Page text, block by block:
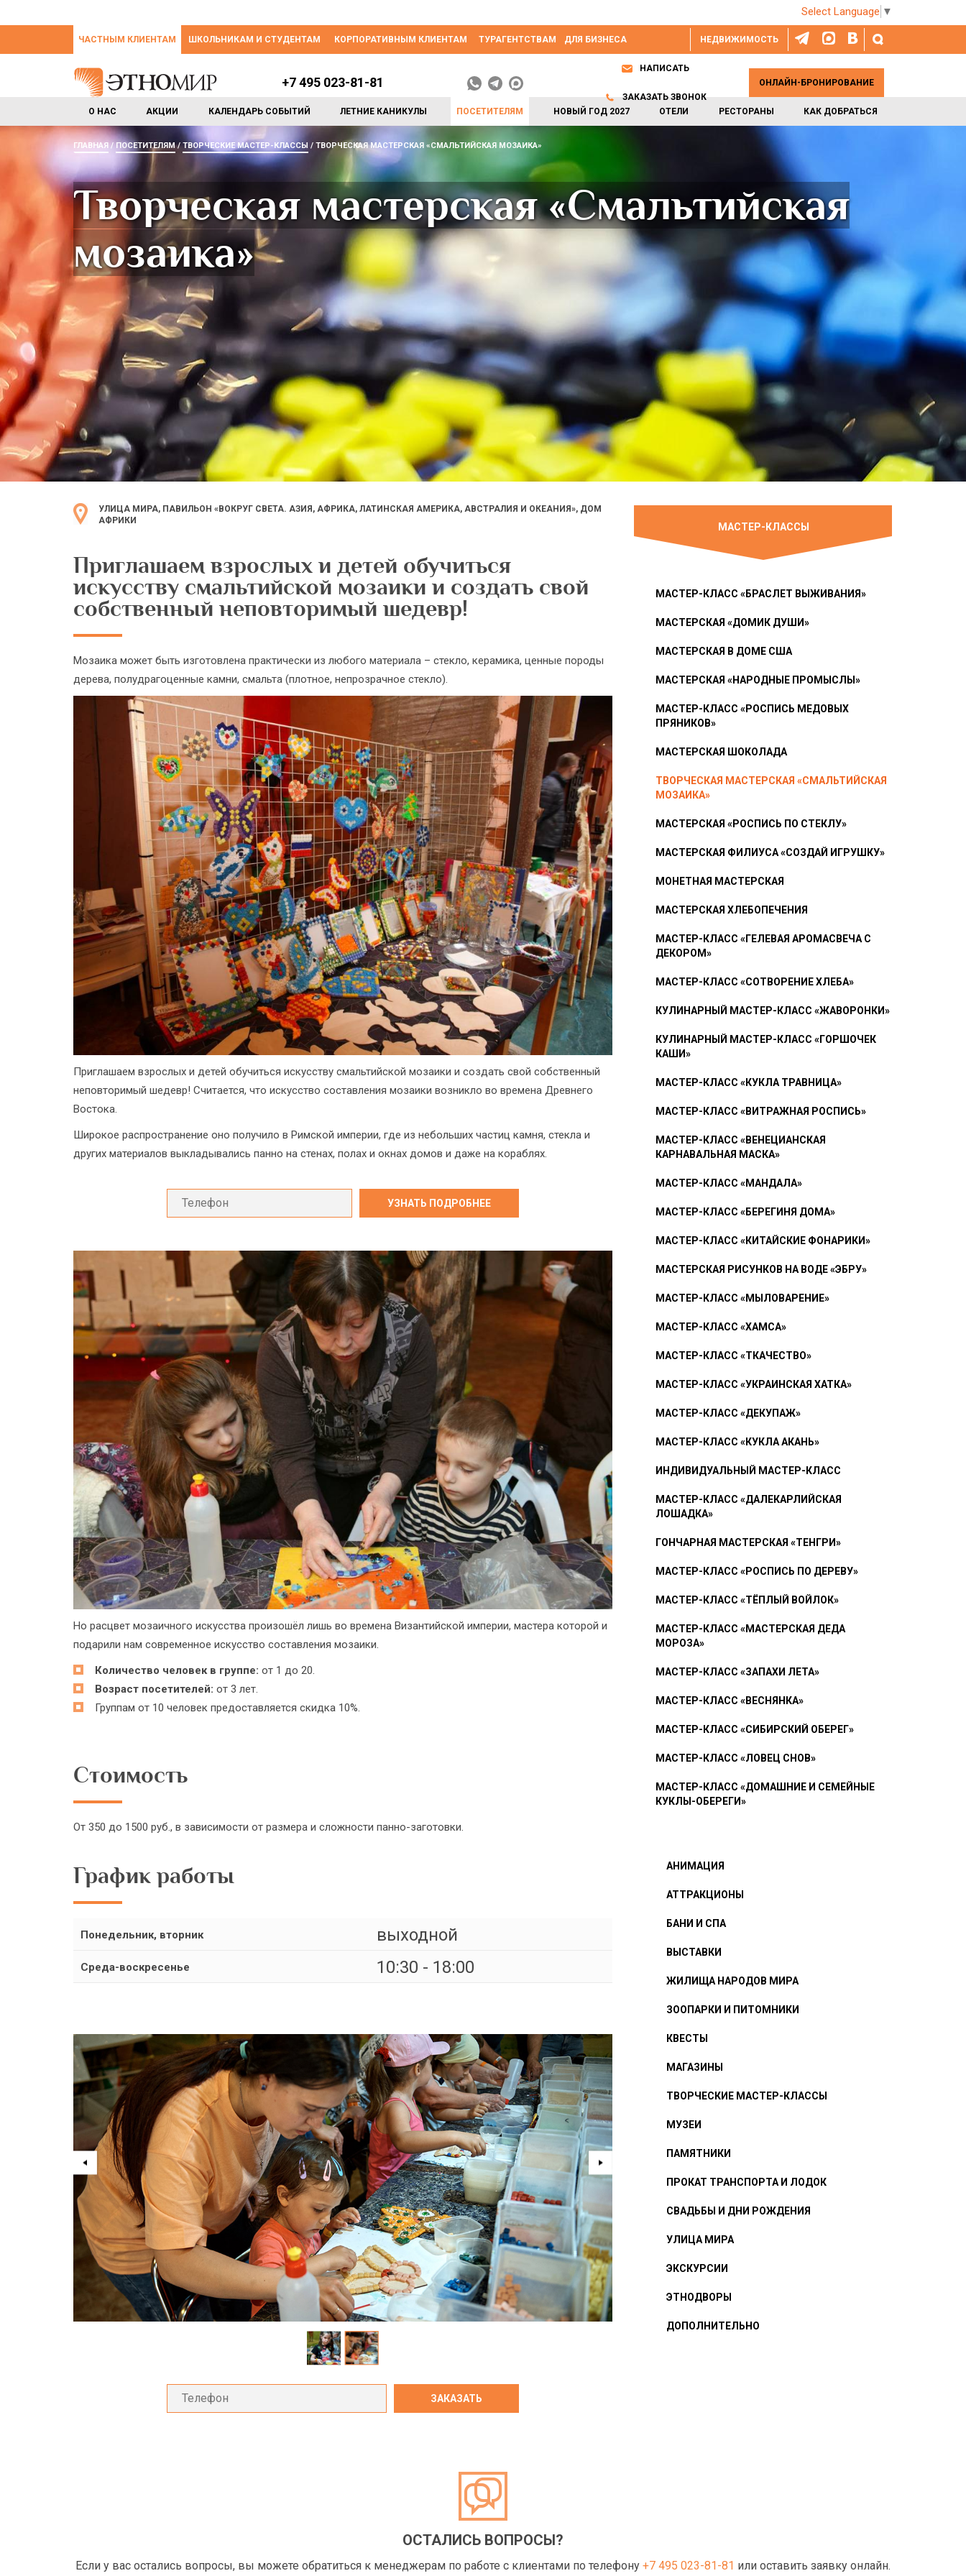
Select Language ▼
НЕДВИЖИМОСТЬ
ЧАСТНЫМ КЛИЕНТАМ ШКОЛЬНИКАМ И СТУДЕНТАМ КОРПОРАТИВНЫМ КЛИЕНТАМ ТУРАГЕНТСТВАМ ДЛЯ БИЗНЕСА
О НАС АКЦИИ КАЛЕНДАРЬ СОБЫТИЙ ЛЕТНИЕ КАНИКУЛЫ ПОСЕТИТЕЛЯМ НОВЫЙ ГОД 2027 ОТЕЛИ РЕСТОРАНЫ КАК ДОБРАТЬСЯ
+7 495 023-81-81
НАПИСАТЬ
ЗАКАЗАТЬ ЗВОНОК
ОНЛАЙН-БРОНИРОВАНИЕ
ГЛАВНАЯ ПОСЕТИТЕЛЯМ ТВОРЧЕСКИЕ МАСТЕР-КЛАССЫ ТВОРЧЕСКАЯ МАСТЕРСКАЯ «СМАЛЬТИЙСКАЯ МОЗАИКА»
Творческая мастерская «Смальтийская
мозаика»
УЛИЦА МИРА, ПАВИЛЬОН «ВОКРУГ СВЕТА. АЗИЯ, АФРИКА, ЛАТИНСКАЯ АМЕРИКА, АВСТРАЛИЯ И ОКЕАНИЯ», ДОМ
АФРИКИ
Приглашаем взрослых и детей обучиться
искусству смальтийской мозаики и создать свой
собственный неповторимый шедевр!
Мозаика может быть изготовлена практически из любого материала – стекло, керамика, ценные породы
дерева, полудрагоценные камни, смальта (плотное, непрозрачное стекло).
Приглашаем взрослых и детей обучиться искусству смальтийской мозаики и создать свой собственный
неповторимый шедевр! Считается, что искусство составления мозаики возникло во времена Древнего
Востока.
Широкое распространение оно получило в Римской империи, где из небольших частиц камня, стекла и
других материалов выкладывались панно на стенах, полах и окнах домов и даже на кораблях.
Но расцвет мозаичного искусства произошёл лишь во времена Византийской империи, мастера которой и
подарили нам современное искусство составления мозаики.
Количество человек в группе: от 1 до 20.
Возраст посетителей: от 3 лет.
Группам от 10 человек предоставляется скидка 10%.
Стоимость
От 350 до 1500 руб., в зависимости от размера и сложности панно-заготовки.
График работы
Понедельник, вторник выходной
Среда-воскресенье 10:30 - 18:00
МАСТЕР-КЛАССЫ
МАСТЕР-КЛАСС «БРАСЛЕТ ВЫЖИВАНИЯ»
МАСТЕРСКАЯ «ДОМИК ДУШИ»
МАСТЕРСКАЯ В ДОМЕ США
МАСТЕРСКАЯ «НАРОДНЫЕ ПРОМЫСЛЫ»
МАСТЕР-КЛАСС «РОСПИСЬ МЕДОВЫХ
ПРЯНИКОВ»
МАСТЕРСКАЯ ШОКОЛАДА
ТВОРЧЕСКАЯ МАСТЕРСКАЯ «СМАЛЬТИЙСКАЯ
МОЗАИКА»
МАСТЕРСКАЯ «РОСПИСЬ ПО СТЕКЛУ»
МАСТЕРСКАЯ ФИЛИУСА «СОЗДАЙ ИГРУШКУ»
МОНЕТНАЯ МАСТЕРСКАЯ
МАСТЕРСКАЯ ХЛЕБОПЕЧЕНИЯ
МАСТЕР-КЛАСС «ГЕЛЕВАЯ АРОМАСВЕЧА С
ДЕКОРОМ»
МАСТЕР-КЛАСС «СОТВОРЕНИЕ ХЛЕБА»
КУЛИНАРНЫЙ МАСТЕР-КЛАСС «ЖАВОРОНКИ»
КУЛИНАРНЫЙ МАСТЕР-КЛАСС «ГОРШОЧЕК
КАШИ»
МАСТЕР-КЛАСС «КУКЛА ТРАВНИЦА»
МАСТЕР-КЛАСС «ВИТРАЖНАЯ РОСПИСЬ»
МАСТЕР-КЛАСС «ВЕНЕЦИАНСКАЯ
КАРНАВАЛЬНАЯ МАСКА»
МАСТЕР-КЛАСС «МАНДАЛА»
МАСТЕР-КЛАСС «БЕРЕГИНЯ ДОМА»
МАСТЕР-КЛАСС «КИТАЙСКИЕ ФОНАРИКИ»
МАСТЕРСКАЯ РИСУНКОВ НА ВОДЕ «ЭБРУ»
МАСТЕР-КЛАСС «МЫЛОВАРЕНИЕ»
МАСТЕР-КЛАСС «ХАМСА»
МАСТЕР-КЛАСС «ТКАЧЕСТВО»
МАСТЕР-КЛАСС «УКРАИНСКАЯ ХАТКА»
МАСТЕР-КЛАСС «ДЕКУПАЖ»
МАСТЕР-КЛАСС «КУКЛА АКАНЬ»
ИНДИВИДУАЛЬНЫЙ МАСТЕР-КЛАСС
МАСТЕР-КЛАСС «ДАЛЕКАРЛИЙСКАЯ
ЛОШАДКА»
ГОНЧАРНАЯ МАСТЕРСКАЯ «ТЕНГРИ»
МАСТЕР-КЛАСС «РОСПИСЬ ПО ДЕРЕВУ»
МАСТЕР-КЛАСС «ТЁПЛЫЙ ВОЙЛОК»
МАСТЕР-КЛАСС «МАСТЕРСКАЯ ДЕДА
МОРОЗА»
МАСТЕР-КЛАСС «ЗАПАХИ ЛЕТА»
МАСТЕР-КЛАСС «ВЕСНЯНКА»
МАСТЕР-КЛАСС «СИБИРСКИЙ ОБЕРЕГ»
МАСТЕР-КЛАСС «ЛОВЕЦ СНОВ»
МАСТЕР-КЛАСС «ДОМАШНИЕ И СЕМЕЙНЫЕ
КУКЛЫ-ОБЕРЕГИ»
АНИМАЦИЯ
АТТРАКЦИОНЫ
БАНИ И СПА
ВЫСТАВКИ
ЖИЛИЩА НАРОДОВ МИРА
ЗООПАРКИ И ПИТОМНИКИ
КВЕСТЫ
МАГАЗИНЫ
ТВОРЧЕСКИЕ МАСТЕР-КЛАССЫ
МУЗЕИ
ПАМЯТНИКИ
ПРОКАТ ТРАНСПОРТА И ЛОДОК
СВАДЬБЫ И ДНИ РОЖДЕНИЯ
УЛИЦА МИРА
ЭКСКУРСИИ
ЭТНОДВОРЫ
ДОПОЛНИТЕЛЬНО
ОСТАЛИСЬ ВОПРОСЫ?
Если у вас остались вопросы, вы можете обратиться к менеджерам по работе с клиентами по телефону +7 495 023-81-81 или оставить заявку онлайн.